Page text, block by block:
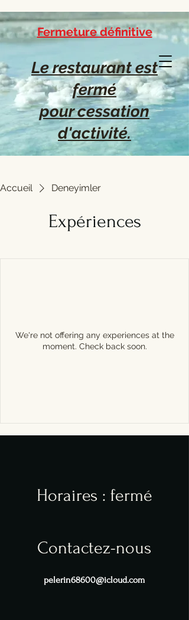
Restaurant"La Table
Du Pèlerin"
Fermeture définitive
Le restaurant est
fermé
pour cessation
d'activité.
Accueil Deneyimler
Expériences
We're not offering any experiences at the
moment. Check back soon.
Horaires : fermé
Contactez-nous
pelerin68600@icloud.com